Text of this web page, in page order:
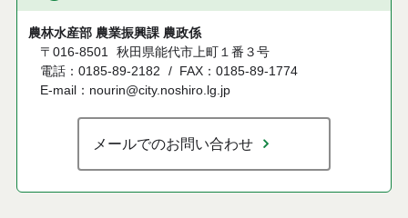
農林水産部 農業振興課 農政係
〒016-8501 秋田県能代市上町１番３号
電話：0185-89-2182
FAX：0185-89-1774
E-mail：nourin@city.noshiro.lg.jp
メールでのお問い合わせ